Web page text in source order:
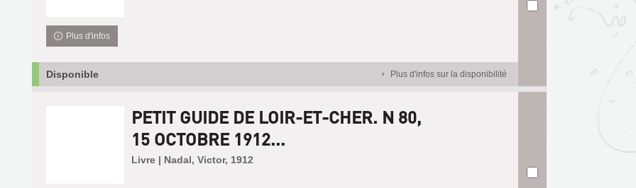
Plus d'infos
Disponible Plus d'infos sur la disponibilité
PETIT GUIDE DE LOIR-ET-CHER. N 80,
15 OCTOBRE 1912...
Livre | Nadal, Victor, 1912